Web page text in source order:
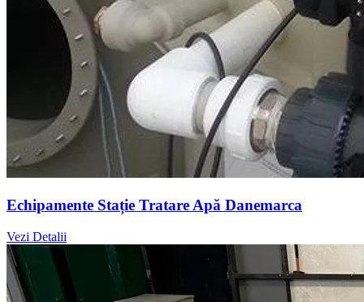
Echipamente Stație Tratare Apă Danemarca
Vezi Detalii